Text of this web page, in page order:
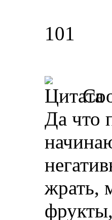
101
Да что
жрать,